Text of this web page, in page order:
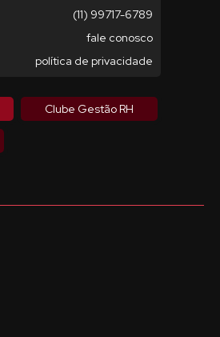
(11) 99717-6789
fale conosco
política de privacidade
Clube Gestão RH